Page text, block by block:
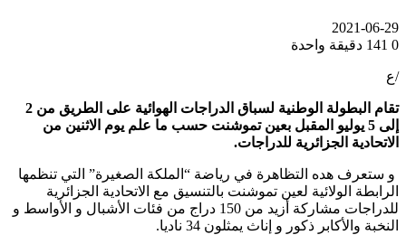
2021-06-29
0
دقيقة واحدة
/ع
تقام البطولة الوطنية لسباق الدراجات الهوائية على الطريق من 2
إلى 5 يوليو المقبل بعين تموشنت حسب ما علم يوم الاثنين من
الاتحادية الجزائرية للدراجات.
و ستعرف هده التظاهرة في رياضة “الملكة الصغيرة” التي تنظمها
الرابطة الولائية لعين تموشنت بالتنسيق مع الاتحادية الجزائرية
للدراجات مشاركة أزيد من 150 دراج من فئات الأشبال و الأواسط و
النخبة والأكابر ذكور و إناث يمثلون 34 ناديا.